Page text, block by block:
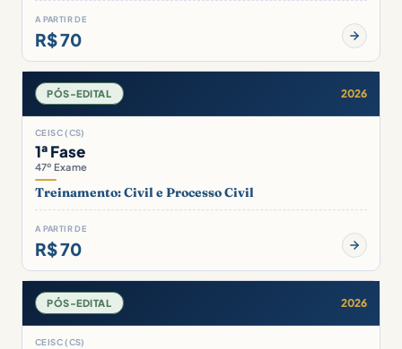
A PARTIR DE
R$ 70
PÓS-EDITAL 2026
CEISC (CS)
1ª Fase
47º Exame
Treinamento: Civil e Processo Civil
A PARTIR DE
R$ 70
PÓS-EDITAL 2026
CEISC (CS)